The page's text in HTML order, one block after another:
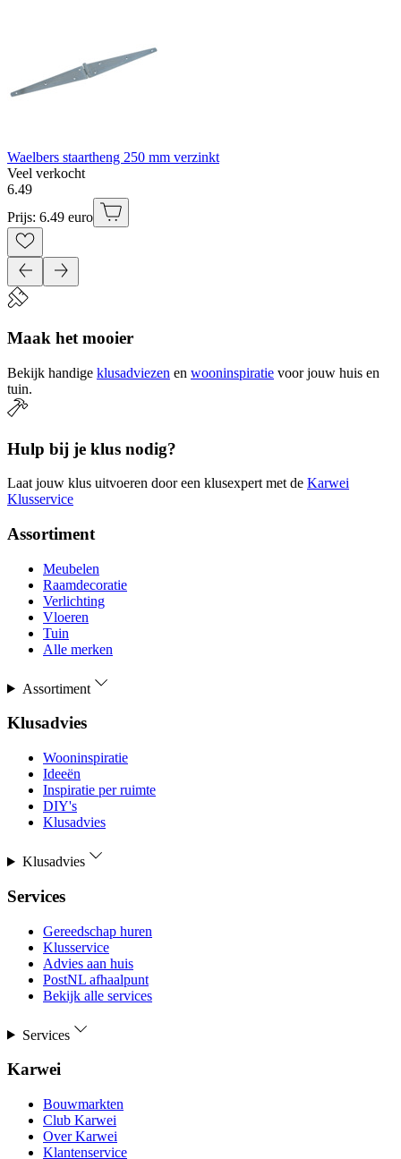
Waelbers staartheng 250 mm verzinkt
Veel verkocht
6.49
Prijs: 6.49 euro
Maak het mooier
Bekijk handige klusadviezen en wooninspiratie voor jouw huis en
tuin.
Hulp bij je klus nodig?
Laat jouw klus uitvoeren door een klusexpert met de Karwei
Klusservice
Assortiment
Meubelen
Raamdecoratie
Verlichting
Vloeren
Tuin
Alle merken
Assortiment
Klusadvies
Wooninspiratie
Ideeën
Inspiratie per ruimte
DIY's
Klusadvies
Klusadvies
Services
Gereedschap huren
Klusservice
Advies aan huis
PostNL afhaalpunt
Bekijk alle services
Services
Karwei
Bouwmarkten
Club Karwei
Over Karwei
Klantenservice